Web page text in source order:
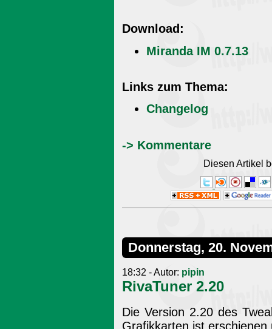
Download:
Miranda IM 0.7.13
Links zum Thema:
Changelog
-> Kommentare
Diesen Artikel
Donnerstag, 20.
18:32 - Autor: pipin
RivaTuner 2.20
Die Version 2.20 des
Grafikkarten ist